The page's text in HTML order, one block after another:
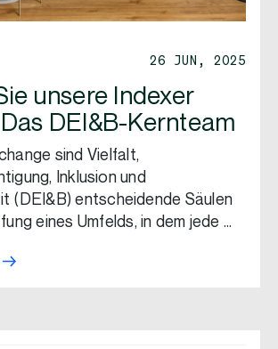
26 JUN, 2025
unsere Indexer
DEI&B-Kernteam
sind Vielfalt,
Inklusion und
(DEI&B) entscheidende Säulen
eines Umfelds, in dem jede …